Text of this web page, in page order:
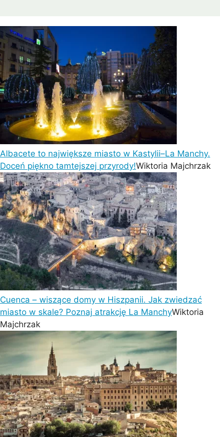
Albacete to największe miasto w Kastylii–La Manchy.
Doceń piękno tamtejszej przyrody!Wiktoria Majchrzak
Cuenca – wiszące domy w Hiszpanii. Jak zwiedzać
miasto w skale? Poznaj atrakcję La ManchyWiktoria
Majchrzak